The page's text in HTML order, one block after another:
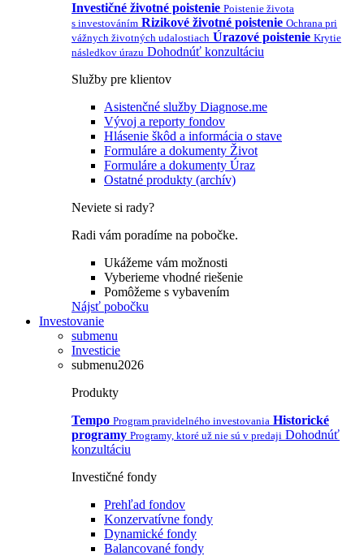
Investičné životné poistenie Poistenie života
s investováním Rizikové životné poistenie Ochrana pri
vážnych životných udalostiach Úrazové poistenie Krytie
následkov úrazu Dohodnúť konzultáciu
Služby pre klientov
Asistenčné služby Diagnose.me
Vývoj a reporty fondov
Hlásenie škôd a informácia o stave
Formuláre a dokumenty Život
Formuláre a dokumenty Úraz
Ostatné produkty (archív)
Neviete si rady?
Radi vám poradíme na pobočke.
Ukážeme vám možnosti
Vyberieme vhodné riešenie
Pomôžeme s vybavením
Nájsť pobočku
Investovanie
submenu
Investicie
submenu2026
Produkty
Tempo Program pravidelného investovania Historické
programy Programy, ktoré už nie sú v predaji Dohodnúť
konzultáciu
Investičné fondy
Prehľad fondov
Konzervatívne fondy
Dynamické fondy
Balancované fondy